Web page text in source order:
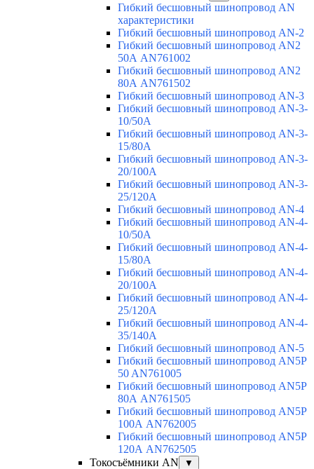
Гибкий бесшовный шинопровод AN
характеристики
Гибкий бесшовный шинопровод AN-2
Гибкий бесшовный шинопровод AN2
50А AN761002
Гибкий бесшовный шинопровод AN2
80А AN761502
Гибкий бесшовный шинопровод AN-3
Гибкий бесшовный шинопровод AN-3-
10/50A
Гибкий бесшовный шинопровод AN-3-
15/80A
Гибкий бесшовный шинопровод AN-3-
20/100A
Гибкий бесшовный шинопровод AN-3-
25/120A
Гибкий бесшовный шинопровод AN-4
Гибкий бесшовный шинопровод AN-4-
10/50A
Гибкий бесшовный шинопровод AN-4-
15/80A
Гибкий бесшовный шинопровод AN-4-
20/100A
Гибкий бесшовный шинопровод AN-4-
25/120A
Гибкий бесшовный шинопровод AN-4-
35/140A
Гибкий бесшовный шинопровод AN-5
Гибкий бесшовный шинопровод AN5P
50 AN761005
Гибкий бесшовный шинопровод AN5P
80А AN761505
Гибкий бесшовный шинопровод AN5P
100А AN762005
Гибкий бесшовный шинопровод AN5P
120А AN762505
Токосъёмники AN
▼